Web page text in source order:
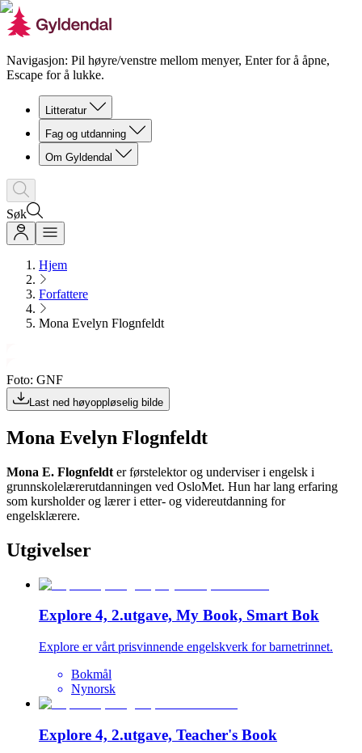
Navigasjon: Pil høyre/venstre mellom menyer, Enter for å åpne,
Escape for å lukke.
Litteratur
Fag og utdanning
Om Gyldendal
Søk
Hjem
Forfattere
Mona Evelyn Flognfeldt
Foto: GNF
Last ned høyoppløselig bilde
Mona Evelyn Flognfeldt
Mona E. Flognfeldt er førstelektor og underviser i engelsk i
grunnskolelærerutdanningen ved OsloMet. Hun har lang erfaring
som kursholder og lærer i etter- og videreutdanning for
engelsklærere.
Utgivelser
Explore 4, 2.utgave, My Book, Smart Bok
Explore er vårt prisvinnende engelskverk for barnetrinnet.
Bokmål
Nynorsk
Explore 4, 2.utgave, Teacher's Book